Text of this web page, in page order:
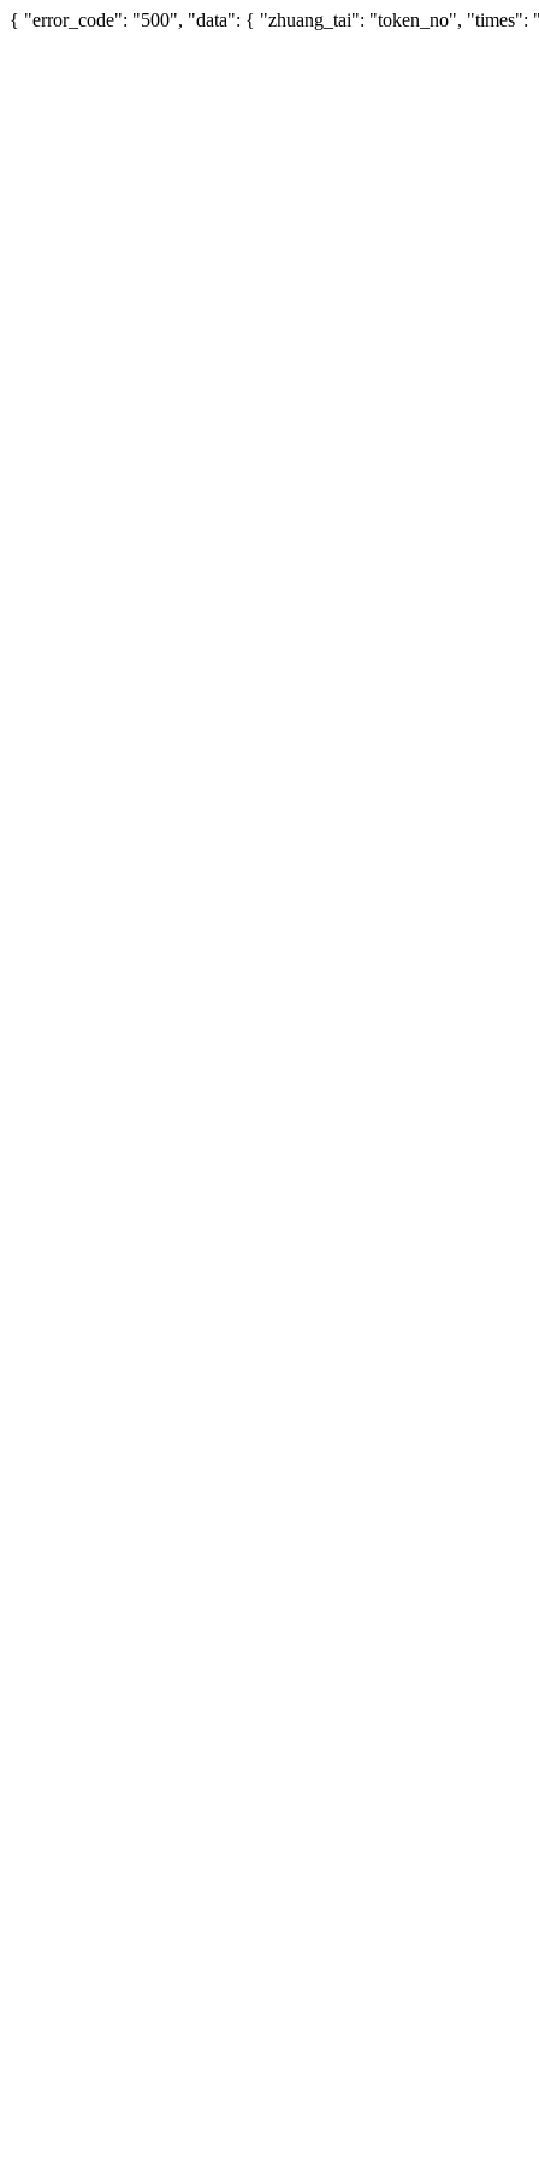
{ "error_code": "500", "data": { "zhuang_tai": "token_no", "times":